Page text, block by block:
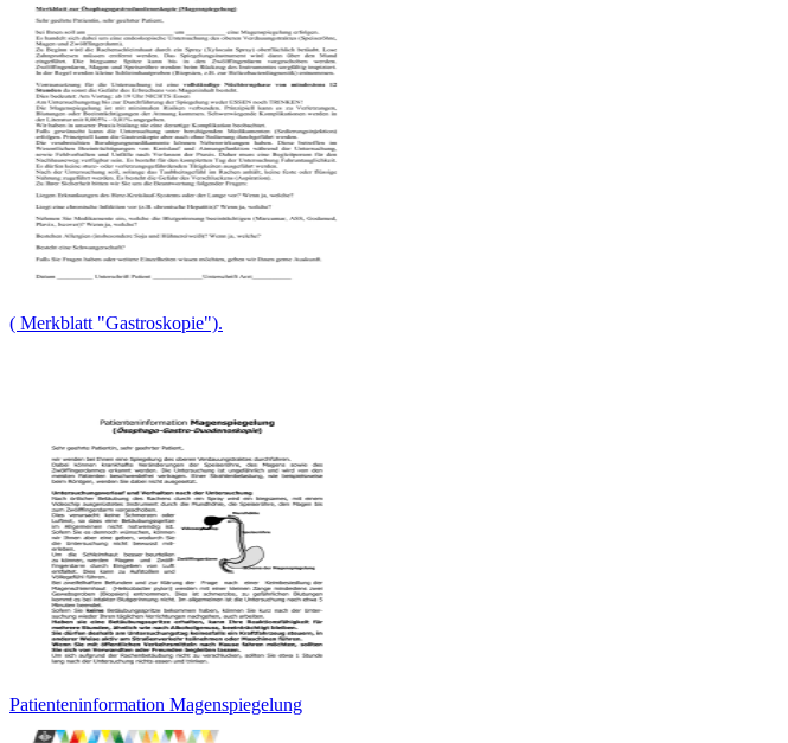
( Merkblatt "Gastroskopie").
Patienteninformation Magenspiegelung